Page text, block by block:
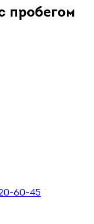
пробегом
60-45